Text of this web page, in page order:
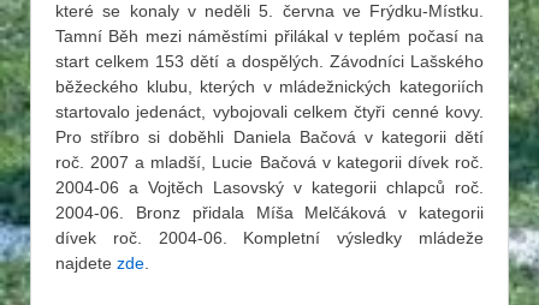
které se konaly v neděli 5. června ve Frýdku-Místku.
Tamní Běh mezi náměstími přilákal v teplém počasí na
start celkem 153 dětí a dospělých. Závodníci Lašského
běžeckého klubu, kterých v mládežnických kategoriích
startovalo jedenáct, vybojovali celkem čtyři cenné kovy.
Pro stříbro si doběhli Daniela Bačová v kategorii dětí
roč. 2007 a mladší, Lucie Bačová v kategorii dívek roč.
2004-06 a Vojtěch Lasovský v kategorii chlapců roč.
2004-06. Bronz přidala Míša Melčáková v kategorii
dívek roč. 2004-06. Kompletní výsledky mládeže
najdete zde